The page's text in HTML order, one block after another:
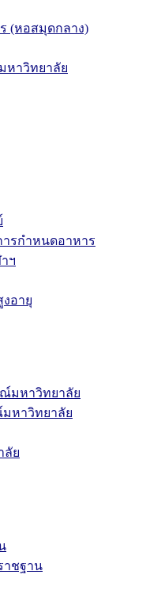
(หอสมุดกลาง)
หาวิทยาลัย
รกำหนดอาหาร
ฯ
อายุ
มหาวิทยาลัย
หาวิทยาลัย
ลัย
ชฐาน